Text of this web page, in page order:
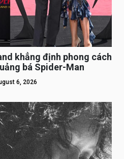
khẳng định phong cách
bá Spider-Man
6, 2026